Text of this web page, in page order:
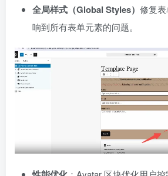
全局样式（Global Styles） 修复
响到所有表单元素的问题。